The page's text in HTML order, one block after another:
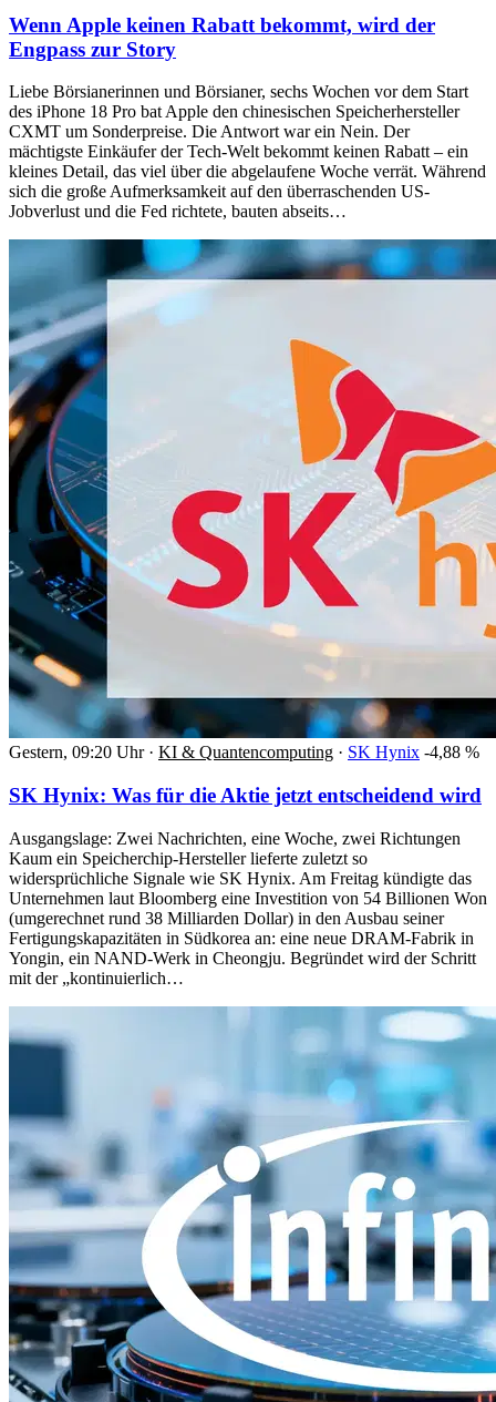
Wenn Apple keinen Rabatt bekommt, wird der
Engpass zur Story
Liebe Börsianerinnen und Börsianer, sechs Wochen vor dem Start
des iPhone 18 Pro bat Apple den chinesischen Speicherhersteller
CXMT um Sonderpreise. Die Antwort war ein Nein. Der
mächtigste Einkäufer der Tech-Welt bekommt keinen Rabatt – ein
kleines Detail, das viel über die abgelaufene Woche verrät. Während
sich die große Aufmerksamkeit auf den überraschenden US-
Jobverlust und die Fed richtete, bauten abseits…
Gestern, 09:20 Uhr · KI & Quantencomputing · SK Hynix -4,88 %
SK Hynix: Was für die Aktie jetzt entscheidend wird
Ausgangslage: Zwei Nachrichten, eine Woche, zwei Richtungen
Kaum ein Speicherchip-Hersteller lieferte zuletzt so
widersprüchliche Signale wie SK Hynix. Am Freitag kündigte das
Unternehmen laut Bloomberg eine Investition von 54 Billionen Won
(umgerechnet rund 38 Milliarden Dollar) in den Ausbau seiner
Fertigungskapazitäten in Südkorea an: eine neue DRAM-Fabrik in
Yongin, ein NAND-Werk in Cheongju. Begründet wird der Schritt
mit der „kontinuierlich…